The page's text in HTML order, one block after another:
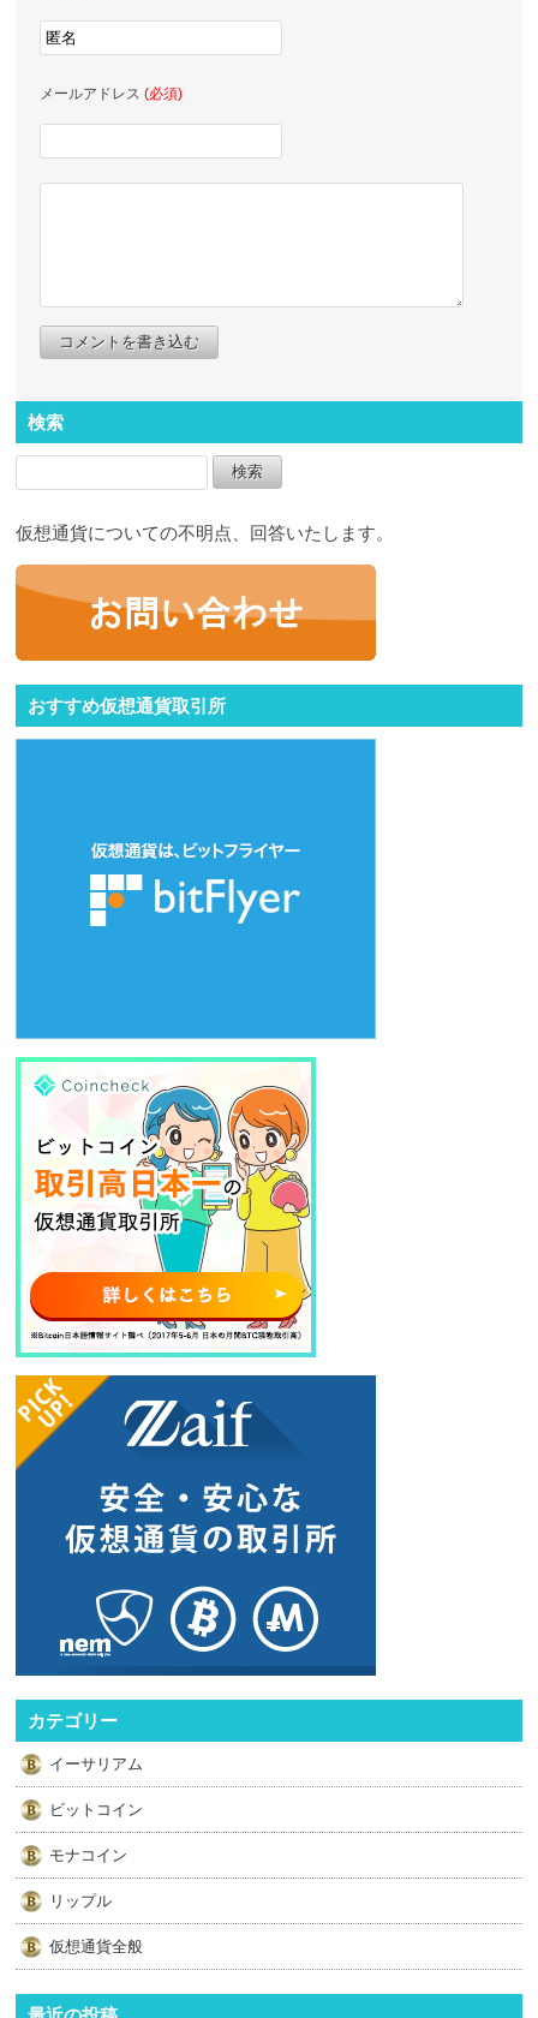
メールアドレス(必須)
コメントを書き込む
検索
仮想通貨についての不明点、回答いたします。
おすすめ仮想通貨取引所
カテゴリー
イーサリアム
ビットコイン
モナコイン
リップル
仮想通貨全般